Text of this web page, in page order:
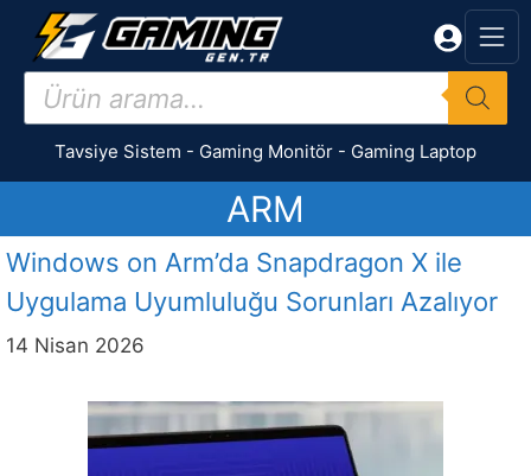
İçeriğe
Products
search
Tavsiye Sistem - Gaming Monitör - Gaming Laptop
ARM
Windows on Arm’da Snapdragon X ile
Uygulama Uyumluluğu Sorunları Azalıyor
14 Nisan 2026